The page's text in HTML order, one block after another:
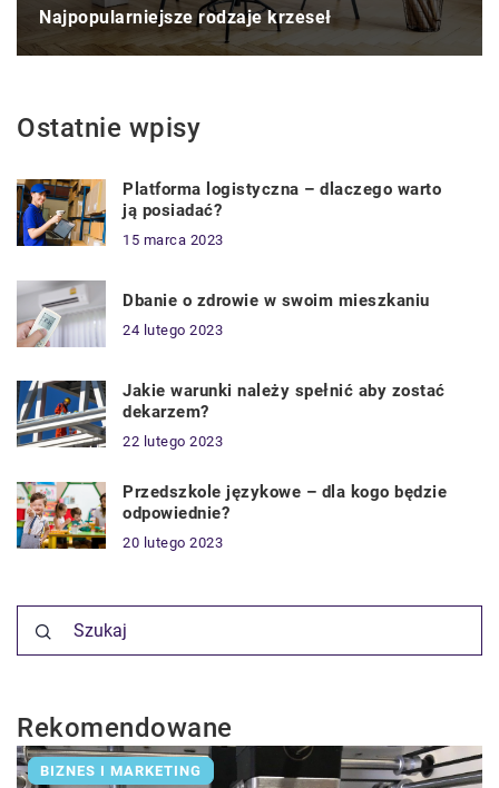
Najpopularniejsze rodzaje krzeseł
Ostatnie wpisy
Platforma logistyczna – dlaczego warto
ją posiadać?
15 marca 2023
Dbanie o zdrowie w swoim mieszkaniu
24 lutego 2023
Jakie warunki należy spełnić aby zostać
dekarzem?
22 lutego 2023
Przedszkole językowe – dla kogo będzie
odpowiednie?
20 lutego 2023
Rekomendowane
BIZNES I MARKETING